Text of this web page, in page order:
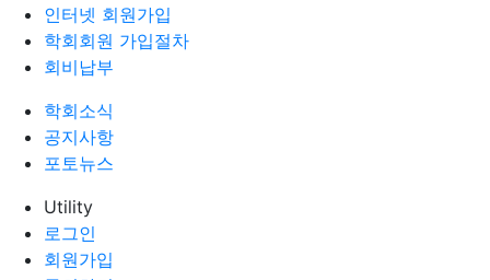
인터넷 회원가입
학회회원 가입절차
회비납부
학회소식
공지사항
포토뉴스
Utility
로그인
회원가입